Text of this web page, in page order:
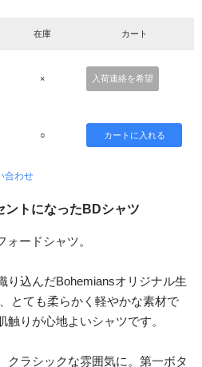
在庫 カート
× 入荷連絡を希望
○
合わせ
ントになったBDシャツ
ードシャツ。
り込んだBohemiansオリジナル生
とても柔らかく軽やかな素材で
りが心地よいシャツです。
クラシックな雰囲気に。第一ボタ